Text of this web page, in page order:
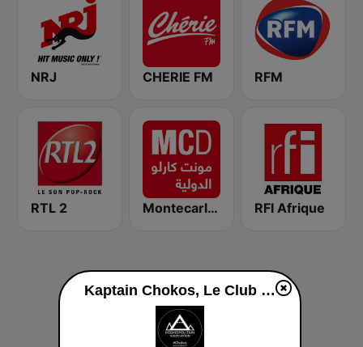
NRJ CHERIE FM RFM
RTL 2 Montecarlo al doualiya (مونت كارلو الدولية) RFI Afrique
Kaptain Chokos, Le Club en ligne